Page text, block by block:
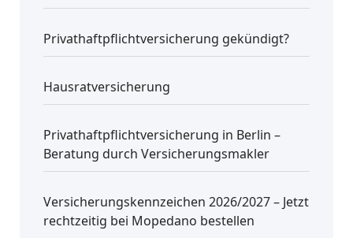
Privathaftpflichtversicherung gekündigt?
Hausratversicherung
Privathaftpflichtversicherung in Berlin –
Beratung durch Versicherungsmakler
Versicherungskennzeichen 2026/2027 – Jetzt
rechtzeitig bei Mopedano bestellen